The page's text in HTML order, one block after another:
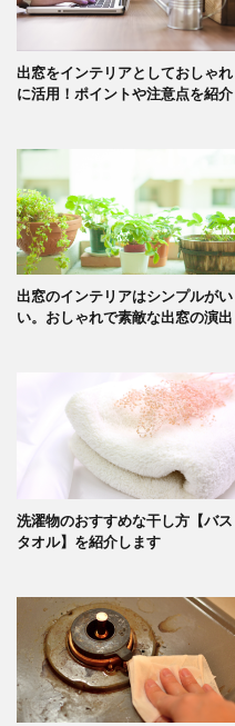
出窓をインテリアとしておしゃれ
に活用！ポイントや注意点を紹介
出窓のインテリアはシンプルがい
い。おしゃれで素敵な出窓の演出
洗濯物のおすすめな干し方【バス
タオル】を紹介します